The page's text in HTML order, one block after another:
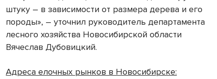
штуку – в зависимости от размера дерева и его
породы», – уточнил руководитель департамента
лесного хозяйства Новосибирской области
Вячеслав Дубовицкий.
Адреса елочных рынков в Новосибирске: